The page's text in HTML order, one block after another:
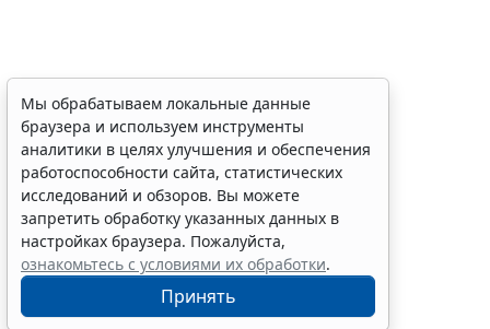
Мы обрабатываем локальные данные
браузера и используем инструменты
аналитики в целях улучшения и обеспечения
работоспособности сайта, статистических
исследований и обзоров. Вы можете
запретить обработку указанных данных в
настройках браузера. Пожалуйста,
ознакомьтесь с условиями их обработки.
Принять